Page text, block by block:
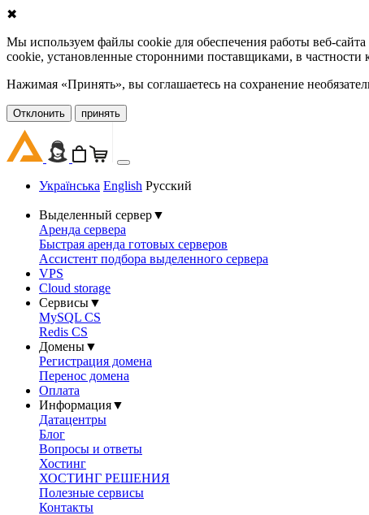
✖
Мы используем файлы cookie для обеспечения работы веб-
cookie, установленные сторонними поставщиками, в
Нажимая «Принять», вы соглашаетесь на сохранение
Oтклонить принять
Українська English Русский
Выделенный сервер▼
Аренда сервера
Быстрая аренда готовых серверов
Ассистент подбора выделенного сервера
VPS
Cloud storage
Сервисы▼
MySQL CS
Redis CS
Домены▼
Регистрация домена
Перенос домена
Оплата
Информация▼
Датацентры
Блог
Вопросы и ответы
Хостинг
ХОСТИНГ РЕШЕНИЯ
Полезные сервисы
Контакты